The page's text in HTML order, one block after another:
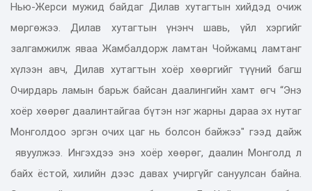
Нью-Жерси мужид байдаг Дилав хутагтын хийдэд очиж
мөргөжээ. Дилав хутагтын үнэнч шавь, үйл хэргийг
залгамжилж яваа Жамбалдорж ламтан Чойжамц ламтанг
хүлээн авч, Дилав хутагтын хоёр хөөргийг түүний багш
Очирдарь ламын барьж байсан даалингийн хамт өгч “Энэ
хоёр хөөрөг даалинтайгаа бүтэн нэг жарны дараа эх нутаг
Монголдоо эргэн очих цаг нь болсон байжээ" гээд дайж
явуулжээ. Ингэхдээ энэ хоёр хөөрөг, даалин Монголд л
байх ёстой, хилийн дээс давах учиргүйг сануулсан байна.